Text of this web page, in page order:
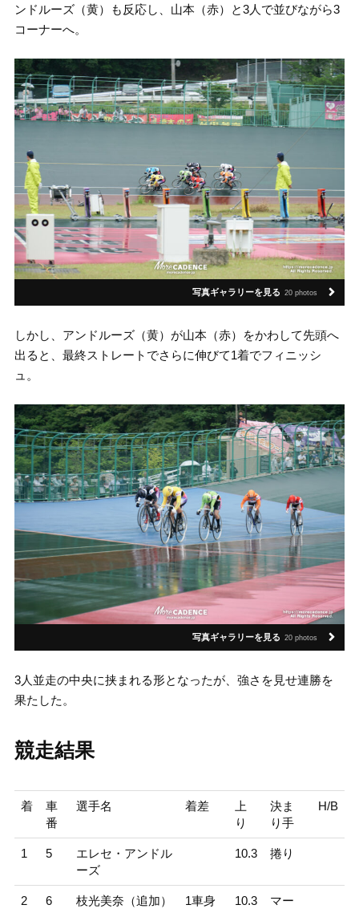
ンドルーズ（黄）も反応し、山本（赤）と3人で並びながら3
コーナーへ。
写真ギャラリーを見る 20 photos
しかし、アンドルーズ（黄）が山本（赤）をかわして先頭へ
出ると、最終ストレートでさらに伸びて1着でフィニッシ
ュ。
写真ギャラリーを見る 20 photos
3人並走の中央に挟まれる形となったが、強さを見せ連勝を
果たした。
競走結果
着
車
番
選手名 着差
上
り
決ま
り手
H/B
1 5
エレセ・アンドル
ーズ
10.3 捲り
2 6 枝光美奈（追加）
1車身
10.3
マー